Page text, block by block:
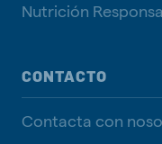
Nutrición
CONTACTO
Contacta con